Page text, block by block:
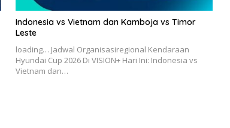
Indonesia vs Vietnam dan Kamboja vs Timor
Leste
loading… Jadwal Organisasiregional Kendaraan
Hyundai Cup 2026 Di VISION+ Hari Ini: Indonesia vs
Vietnam dan…